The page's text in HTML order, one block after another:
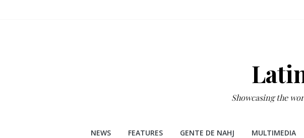
Showcasing the
NEWS FEATURES GENTE DE NAHJ MULTIMEDIA